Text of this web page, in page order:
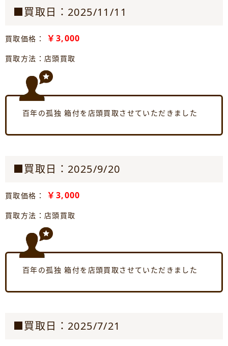
■買取日：2025/11/11
買取価格： ￥3,000
買取方法：店頭買取
百年の孤独 箱付を店頭買取させていただきました
■買取日：2025/9/20
買取価格： ￥3,000
買取方法：店頭買取
百年の孤独 箱付を店頭買取させていただきました
■買取日：2025/7/21